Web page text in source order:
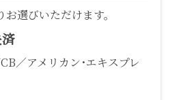
選びいただけます。
／アメリカン･エキスプレ